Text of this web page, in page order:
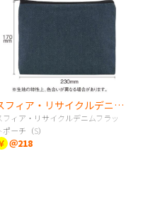
スフィア・リサイクルデニムフラットポーチ（S）
フィア・リサイクルデニムフラッ
ポーチ（S）
＠218